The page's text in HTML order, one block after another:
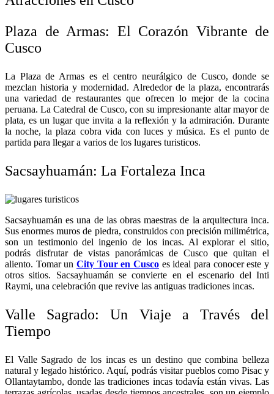
Plaza de Armas: El Corazón Vibrante de
Cusco
La Plaza de Armas es el centro neurálgico de Cusco, donde se
mezclan historia y modernidad. Alrededor de la plaza, encontrarás
una variedad de restaurantes que ofrecen lo mejor de la cocina
peruana. La Catedral de Cusco, con su impresionante altar mayor de
plata, es un lugar que invita a la reflexión y la admiración. Durante
la noche, la plaza cobra vida con luces y música. Es el punto de
partida para llegar a varios de los lugares turisticos.
Sacsayhuamán: La Fortaleza Inca
Sacsayhuamán es una de las obras maestras de la arquitectura inca.
Sus enormes muros de piedra, construidos con precisión milimétrica,
son un testimonio del ingenio de los incas. Al explorar el sitio,
podrás disfrutar de vistas panorámicas de Cusco que quitan el
aliento. Tomar un City Tour en Cusco es ideal para conocer este y
otros sitios. Sacsayhuamán se convierte en el escenario del Inti
Raymi, una celebración que revive las antiguas tradiciones incas.
Valle Sagrado: Un Viaje a Través del
Tiempo
El Valle Sagrado de los incas es un destino que combina belleza
natural y legado histórico. Aquí, podrás visitar pueblos como Pisac y
Ollantaytambo, donde las tradiciones incas todavía están vivas. Las